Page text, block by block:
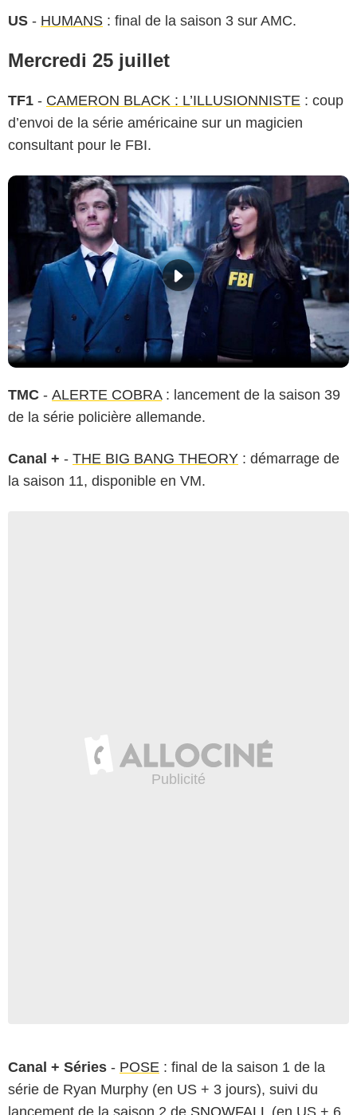
US - HUMANS : final de la saison 3 sur AMC.
Mercredi 25 juillet
TF1 - CAMERON BLACK : L’ILLUSIONNISTE : coup
d’envoi de la série américaine sur un magicien
consultant pour le FBI.
TMC - ALERTE COBRA: lancement de la saison 39
de la série policière allemande.
Canal + - THE BIG BANG THEORY : démarrage de
la saison 11, disponible en VM.
Canal + Séries - POSE : final de la saison 1 de la
série de Ryan Murphy (en US + 3 jours), suivi du
lancement de la saison 2 de SNOWFALL (en US + 6